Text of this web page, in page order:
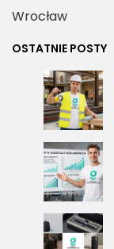
Wrocław
OSTATNIE POSTY